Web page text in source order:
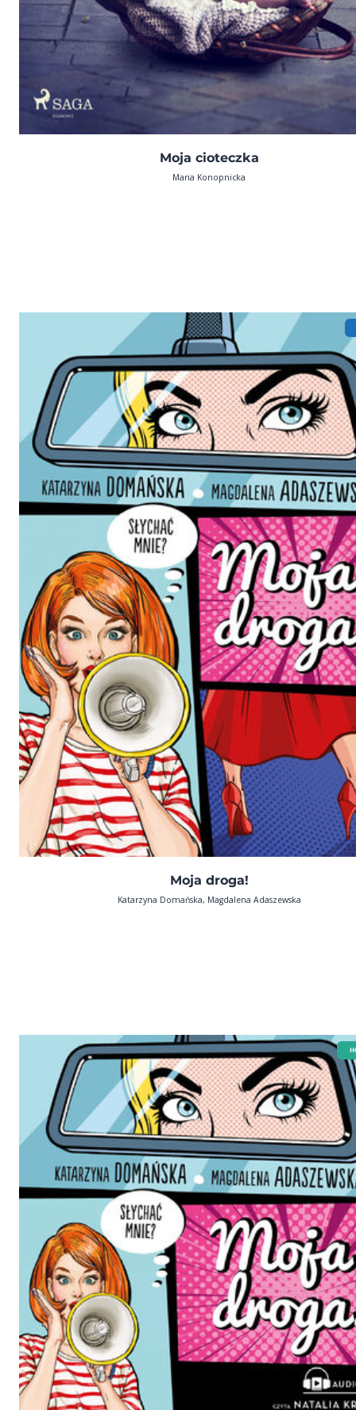
Moja cioteczka
Maria Konopnicka
Moja droga!
Katarzyna Domańska, Magdalena Adaszewska